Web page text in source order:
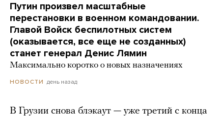
Путин произвел масштабные
перестановки в военном командовании.
Главой Войск беспилотных систем
(оказывается, все еще не созданных)
станет генерал Денис Лямин
Максимально коротко о новых назначениях
НОВОСТИ день назад
В Грузии снова блэкаут — уже третий с конца